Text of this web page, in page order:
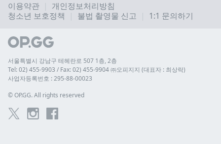
이용약관
개인정보처리방침
청소년 보호정책
불법 촬영물 신고 1:1 문의하기
서울특별시 강남구 테헤란로 507 1층, 2층
Tel: 02) 455-9903 / Fax: 02) 455-9904 ㈜오피지지 (대표자 : 최상락)
사업자등록번호 : 295-88-00023
© OP.GG. All rights reserved